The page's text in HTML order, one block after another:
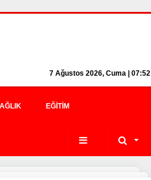
7 Ağustos 2026, Cuma | 07:52
EĞITIM